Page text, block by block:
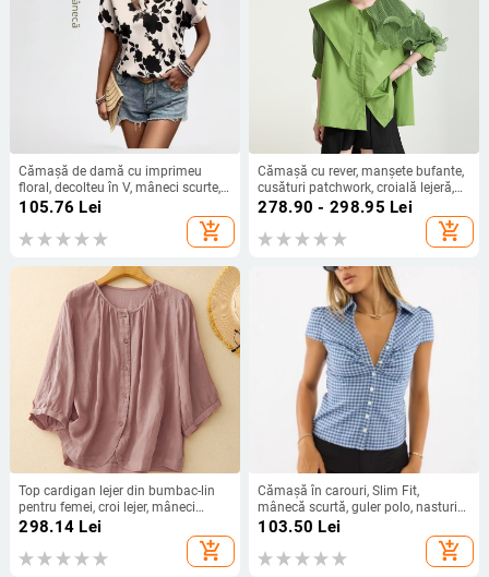
Cămașă de damă cu imprimeu
floral, decolteu în V, mâneci scurte,
stil pull-over, din amestec poliester-
105.76 Lei
add_shopping_cart
Cămașă cu rever, manșete bufante,
cusături patchwork, croială lejeră,
nasturi pe un singur rând
278.90 - 298.95 Lei
add_shopping_cart
Top cardigan lejer din bumbac-lin
pentru femei, croi lejer, mâneci
scurte, guler rotund, nasturi pe un
singur rând, culoare uni, stil artistic
vintage, vară 2025
298.14 Lei
add_shopping_cart
Cămașă în carouri, Slim Fit,
mânecă scurtă, guler polo, nasturi
pe un rând, bumbac-poliester
103.50 Lei
add_shopping_cart